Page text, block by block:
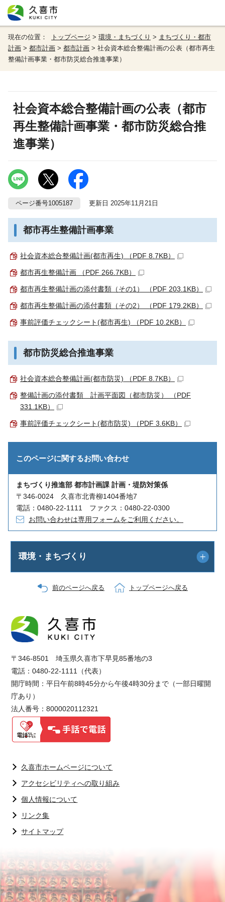
現在の位置： トップページ > 環境・まちづくり > まちづくり・都市
計画 > 都市計画 > 都市計画 > 社会資本総合整備計画の公表（都市再生
整備計画事業・都市防災総合推進事業）
社会資本総合整備計画の公表（都市
再生整備計画事業・都市防災総合推
進事業）
ページ番号1005187 更新日 2025年11月21日
都市再生整備計画事業
社会資本総合整備計画(都市再生) （PDF 8.7KB）
都市再生整備計画 （PDF 266.7KB）
都市再生整備計画の添付書類（その1） （PDF 203.1KB）
都市再生整備計画の添付書類（その2） （PDF 179.2KB）
事前評価チェックシート(都市再生) （PDF 10.2KB）
都市防災総合推進事業
社会資本総合整備計画(都市防災) （PDF 8.7KB）
整備計画の添付書類 計画平面図（都市防災） （PDF
331.1KB）
事前評価チェックシート(都市防災) （PDF 3.6KB）
このページに関するお問い合わせ
まちづくり推進部 都市計画課 計画・堤防対策係
〒346-0024 久喜市北青柳1404番地7
電話：0480-22-1111 ファクス：0480-22-0300
お問い合わせは専用フォームをご利用ください。
環境・まちづくり
前のページへ戻る トップページへ戻る
〒346-8501 埼玉県久喜市下早見85番地の3
電話：0480-22-1111（代表）
開庁時間：平日午前8時45分から午後4時30分まで（一部日曜開
庁あり）
法人番号：8000020112321
久喜市ホームページについて
アクセシビリティへの取り組み
個人情報について
リンク集
サイトマップ